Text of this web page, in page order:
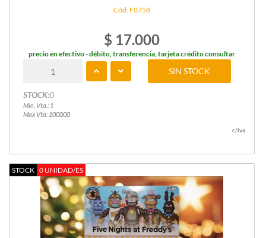
Cód: F0758
$ 17.000
precio en efectivo - débito, transferencia, tarjeta crédito consultar
STOCK:0
Min. Vta.: 1
Max Vta: 100000
SIN STOCK
c/iva
STOCK 0 UNIDAD/ES